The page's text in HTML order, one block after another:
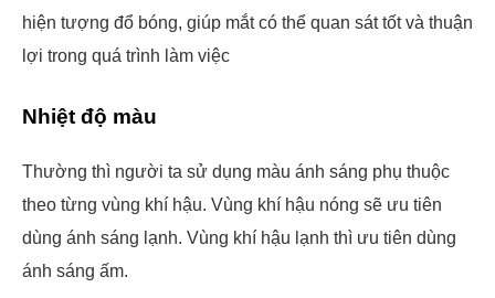
hiện tượng đổ bóng, giúp mắt có thể quan sát tốt và thuận
lợi trong quá trình làm việc
Nhiệt độ màu
Thường thì người ta sử dụng màu ánh sáng phụ thuộc
theo từng vùng khí hậu. Vùng khí hậu nóng sẽ ưu tiên
dùng ánh sáng lạnh. Vùng khí hậu lạnh thì ưu tiên dùng
ánh sáng ấm.